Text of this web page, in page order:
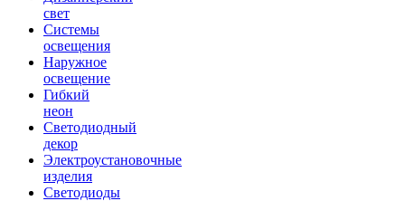
свет
Системы
освещения
Наружное
освещение
Гибкий
неон
Светодиодный
декор
Электроустановочные
изделия
Светодиоды